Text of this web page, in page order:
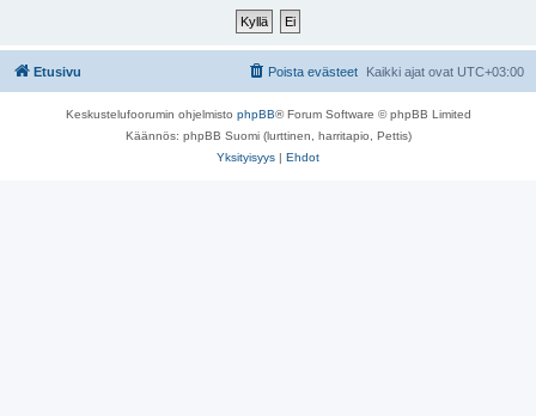
Etusivu Kaikki ajat ovat UTC+03:00
Poista evästeet
Keskustelufoorumin ohjelmisto phpBB® Forum Software © phpBB Limited
Käännös: phpBB Suomi (lurttinen, harritapio, Pettis)
Yksityisyys | Ehdot